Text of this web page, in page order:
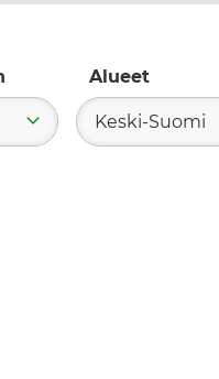
Alueet
Keski-Suomi